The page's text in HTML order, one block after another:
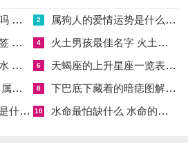
道之首，主官贵显达，文书顺畅、名
成日，成者就也，主对象成就，心愿
圆满。冲煞方面此日冲鼠煞北，与属
六盒之友，此冲反有激浊扬清，扫除
毕月乌，属吉星，主功名进取。
约、诉讼，赴任等公务事宜，属牛命
水 2 属狗人的爱情运势是什么意思 属狗的人爱情观
全 4 火土男孩最佳名字 火土属性的字男孩名字有哪些
思 6 天蝎座的上升星座一览表 天蝎座的上升星座查询
观 8 下巴底下藏着的暗痣图解 下巴尖底下有痣代表什么
么生肖 10 水命最怕缺什么 水命的人忌什么